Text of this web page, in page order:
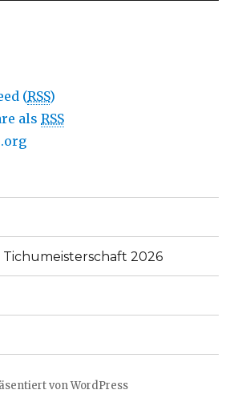
(RSS)
alsRSS
2026
von WordPress